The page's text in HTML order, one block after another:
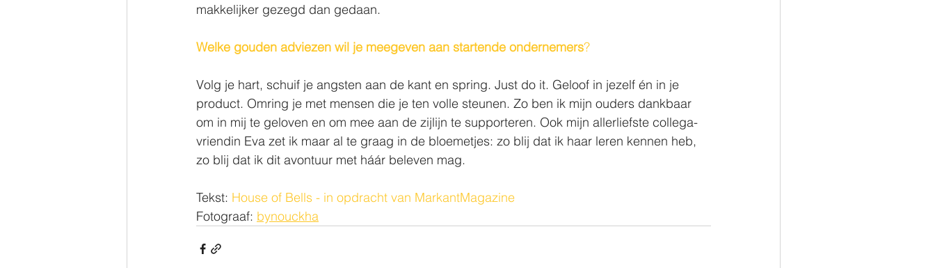
makkelijker gezegd dan gedaan.
Welke gouden adviezen wil je meegeven aan startende ondernemers?
Volg je hart, schuif je angsten aan de kant en spring. Just do it. Geloof in jezelf én in je
product. Omring je met mensen die je ten volle steunen. Zo ben ik mijn ouders dankbaar
om in mij te geloven en om mee aan de zijlijn te supporteren. Ook mijn allerliefste collega-
vriendin Eva zet ik maar al te graag in de bloemetjes: zo blij dat ik haar leren kennen heb,
zo blij dat ik dit avontuur met háár beleven mag.
Tekst: House of Bells - in opdracht van MarkantMagazine
Fotograaf: bynouckha